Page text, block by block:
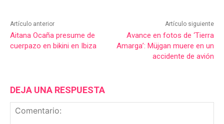
Artículo anterior
Aitana Ocaña presume de
cuerpazo en bikini en Ibiza
Artículo siguiente
Avance en fotos de ‘Tierra
Amarga’: Müjgan muere en un
accidente de avión
DEJA UNA RESPUESTA